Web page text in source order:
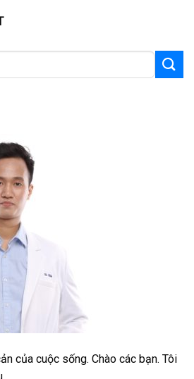
của cuộc sống. Chào các bạn. Tôi